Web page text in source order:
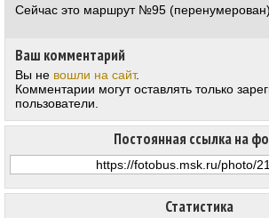
Статистика
Постоянная ссылка на
Сейчас это маршрут №95 (перенумерован)
Ваш комментарий
Вы не вошли на сайт.
Комментарии могут оставлять только
пользователи.